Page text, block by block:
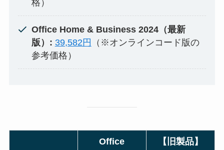
格）
Office Home & Business 2024（最新
版）: 39,582円 （※オンラインコード版の
参考価格）
Office
【旧製品】